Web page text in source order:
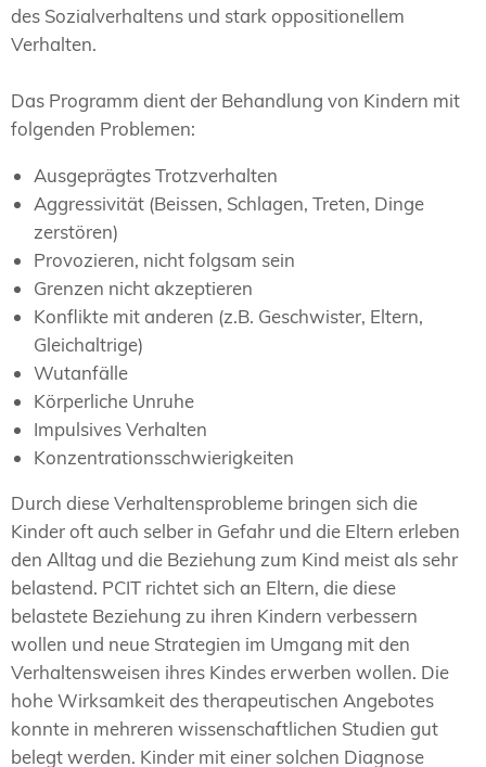
des Sozialverhaltens und stark oppositionellem
Verhalten.
Das Programm dient der Behandlung von Kindern mit
folgenden Problemen:
Ausgeprägtes Trotzverhalten
Aggressivität (Beissen, Schlagen, Treten, Dinge
zerstören)
Provozieren, nicht folgsam sein
Grenzen nicht akzeptieren
Konflikte mit anderen (z.B. Geschwister, Eltern,
Gleichaltrige)
Wutanfälle
Körperliche Unruhe
Impulsives Verhalten
Konzentrationsschwierigkeiten
Durch diese Verhaltensprobleme bringen sich die
Kinder oft auch selber in Gefahr und die Eltern erleben
den Alltag und die Beziehung zum Kind meist als sehr
belastend. PCIT richtet sich an Eltern, die diese
belastete Beziehung zu ihren Kindern verbessern
wollen und neue Strategien im Umgang mit den
Verhaltensweisen ihres Kindes erwerben wollen. Die
hohe Wirksamkeit des therapeutischen Angebotes
konnte in mehreren wissenschaftlichen Studien gut
belegt werden. Kinder mit einer solchen Diagnose